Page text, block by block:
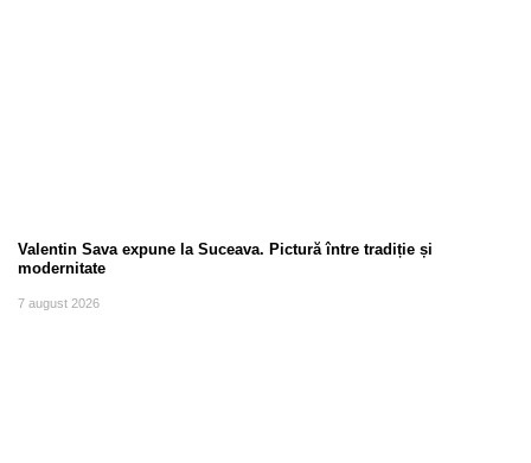
Valentin Sava expune la Suceava. Pictură între tradiție și
modernitate
7 august 2026